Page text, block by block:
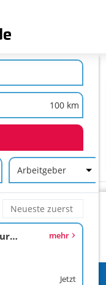
Arbeitgeber
Pflegefachkräfte (m/w/d) als Leading Nurse mehr
Jetzt